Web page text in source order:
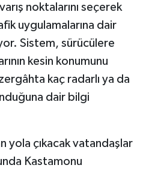
noktalarını seçerek
uygulamalarına dair
Sistem, sürücülere
kesin konumunu
kaç radarlı ya da
dair bilgi
yola çıkacak vatandaşlar
Kastamonu